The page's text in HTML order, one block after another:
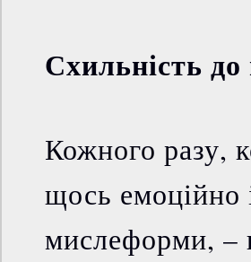
Схильність
Кожного разу,
щось емоційно
мислеформи, –